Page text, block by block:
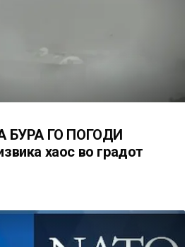
БУРА ГО ПОГОДИ
хаос во градот